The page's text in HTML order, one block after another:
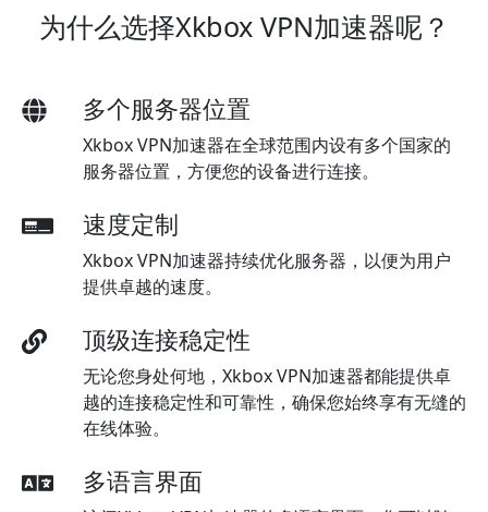
为什么选择Xkbox VPN加速器呢？
多个服务器位置
Xkbox VPN加速器在全球范围内设有多个国家的
服务器位置，方便您的设备进行连接。
速度定制
Xkbox VPN加速器持续优化服务器，以便为用户
提供卓越的速度。
顶级连接稳定性
无论您身处何地，Xkbox VPN加速器都能提供卓
越的连接稳定性和可靠性，确保您始终享有无缝的
在线体验。
多语言界面